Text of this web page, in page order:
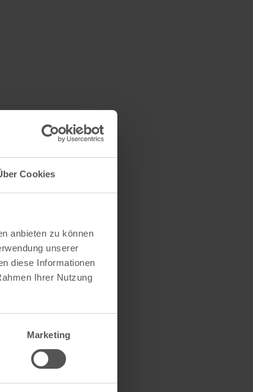
Cookies
anbieten zu können
unserer
diese Informationen
Ihrer Nutzung
Marketing